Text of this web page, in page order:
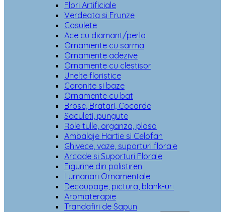
Flori Artificiale
Verdeata si Frunze
Cosulete
Ace cu diamant/perla
Ornamente cu sarma
Ornamente adezive
Ornamente cu clestisor
Unelte floristice
Coronite si baze
Ornamente cu bat
Brose, Bratari, Cocarde
Saculeti, pungute
Role tulle, organza, plasa
Ambalaje Hartie si Celofan
Ghivece, vaze, suporturi florale
Arcade si Suporturi Florale
Figurine din polistiren
Lumanari Ornamentale
Decoupage, pictura, blank-uri
Aromaterapie
Trandafiri de Sapun